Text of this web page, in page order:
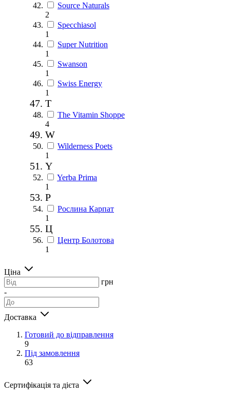
Source Naturals
2
Specchiasol
1
Super Nutrition
1
Swanson
1
Swiss Energy
1
T
The Vitamin Shoppe
4
W
Wilderness Poets
1
Y
Yerba Prima
1
Р
Рослина Карпат
1
Ц
Центр Болотова
1
Ціна
грн
-
Доставка
Готовий до відправлення
9
Під замовлення
63
Сертифікація та дієта